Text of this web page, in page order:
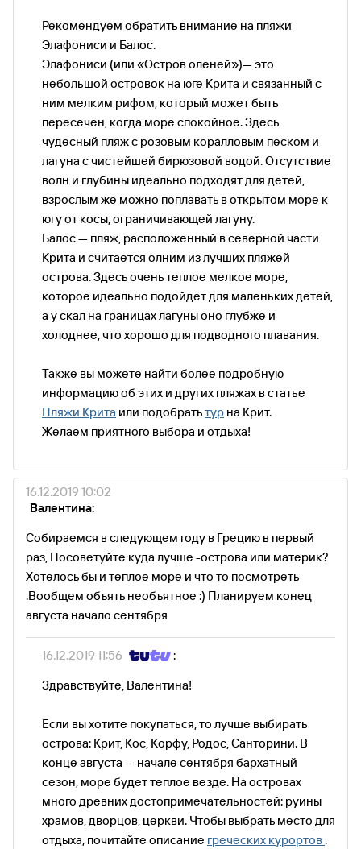
Рекомендуем обратить внимание на пляжи
Элафониси и Балос.
Элафониси (или «Остров оленей»)— это
небольшой островок на юге Крита и связанный с
ним мелким рифом, который может быть
пересечен, когда море спокойное. Здесь
чудесный пляж с розовым коралловым песком и
лагуна с чистейшей бирюзовой водой. Отсутствие
волн и глубины идеально подходят для детей,
взрослым же можно поплавать в открытом море к
югу от косы, ограничивающей лагуну.
Балос — пляж, расположенный в северной части
Крита и считается олним из лучших пляжей
острова. Здесь очень теплое мелкое море,
которое идеально подойдет для маленьких детей,
а у скал на границах лагуны оно глубже и
холоднее, что хорошо для подводного плавания.
Также вы можете найти более подробную
информацию об этих и других пляжах в статье
Пляжи Крита или подобратьтур на Крит.
Желаем приятного выбора и отдыха!
16.12.2019 10:02
Валентина:
Собираемся в следующем году в Грецию в первый
раз, Посоветуйте куда лучше -острова или материк?
Хотелось бы и теплое море и что то посмотреть
.Вообщем объять необъятное :) Планируем конец
августа начало сентября
16.12.2019 11:56
:
Здравствуйте, Валентина!
Если вы хотите покупаться, то лучше выбирать
острова: Крит, Кос, Корфу, Родос, Санторини. В
конце августа — начале сентября бархатный
сезон, море будет теплое везде. На островах
много древних достопримечательностей: руины
храмов, дворцов, церкви. Чтобы выбрать место для
отдыха, почитайте описание греческих курортов.